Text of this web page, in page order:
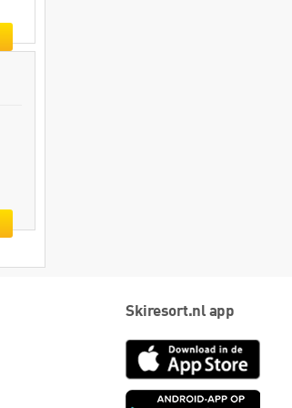
Skiresort.nl app
App